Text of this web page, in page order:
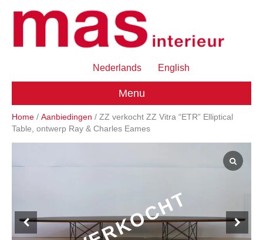
Nederlands English
Menu
Home / Aanbiedingen / ZZ verkocht ZZ Vitra “ETR” Elliptical
Table, ontwerp Ray & Charles Eames